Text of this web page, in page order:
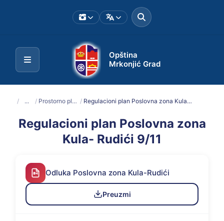
Opština
Mrkonjić Grad
/ ... / Prostorno planska dokumentacija / Regulacioni plan Poslovna zona Kula- Rudići 9/11
Regulacioni plan Poslovna zona
Kula- Rudići 9/11
Odluka Poslovna zona Kula-Rudići
Preuzmi